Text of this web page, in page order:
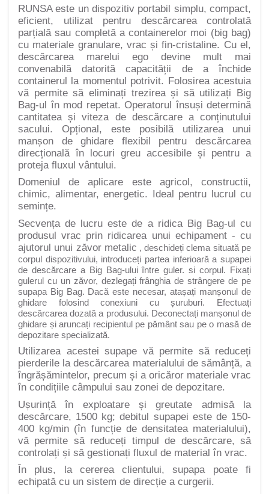
RUNSA este un dispozitiv portabil simplu, compact,
eficient, utilizat pentru descărcarea controlată
parțială sau completă a containerelor moi (big bag)
cu materiale granulare, vrac și fin-cristaline. Cu el,
descărcarea marelui ego devine mult mai
convenabilă datorită capacității de a închide
containerul la momentul potrivit. Folosirea acestuia
vă permite să eliminați trezirea și să utilizați Big
Bag-ul în mod repetat. Operatorul însuși determină
cantitatea și viteza de descărcare a conținutului
sacului. Opțional, este posibilă utilizarea unui
manșon de ghidare flexibil pentru descărcarea
direcțională în locuri greu accesibile și pentru a
proteja fluxul vântului.
Domeniul de aplicare este agricol, constructii,
chimic, alimentar, energetic. Ideal pentru lucrul cu
semințe.
Secvența de lucru este de a ridica Big Bag-ul cu
produsul vrac prin ridicarea unui echipament - cu
ajutorul unui zăvor metalic , deschideți clema situată pe
corpul dispozitivului, introduceți partea inferioară a supapei
de descărcare a Big Bag-ului între guler. si corpul. Fixați
gulerul cu un zăvor, dezlegați frânghia de strângere de pe
supapa Big Bag. Dacă este necesar, atașați manșonul de
ghidare folosind conexiuni cu șuruburi. Efectuați
descărcarea dozată a produsului. Deconectați manșonul de
ghidare și aruncați recipientul pe pământ sau pe o masă de
depozitare specializată.
Utilizarea acestei supape vă permite să reduceți
pierderile la descărcarea materialului de sămânță, a
îngrășămintelor, precum și a oricăror materiale vrac
în condițiile câmpului sau zonei de depozitare.
Ușurință în exploatare și greutate admisă la
descărcare, 1500 kg; debitul supapei este de 150-
400 kg/min (în funcție de densitatea materialului),
vă permite să reduceți timpul de descărcare, să
controlați și să gestionați fluxul de material în vrac.
În plus, la cererea clientului, supapa poate fi
echipată cu un sistem de direcție a curgerii.